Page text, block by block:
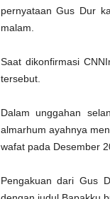
pernyataan Gus Dur
malam.
Saat dikonfirmasi
tersebut.
Dalam unggahan
almarhum ayahnya
wafat pada Desember
Pengakuan dari Gus